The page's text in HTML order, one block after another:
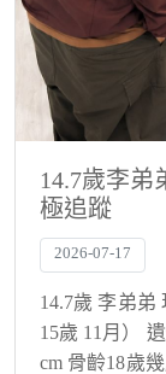
14.7歲李
極追蹤
2026-07-17
14.7歲 李弟弟
15歲 11月）
cm 骨齡18歲